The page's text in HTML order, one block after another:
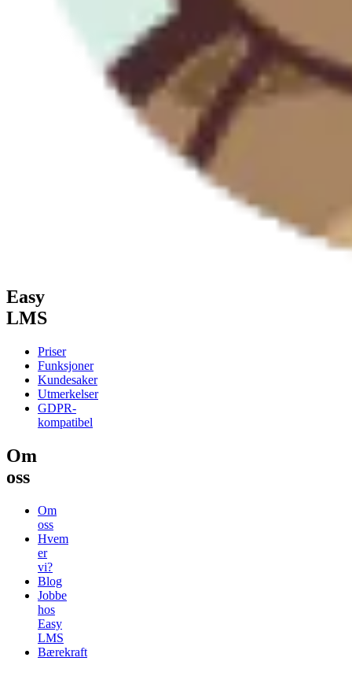
Easy
LMS
Priser
Funksjoner
Kundesaker
Utmerkelser
GDPR-
kompatibel
Om
oss
Om
oss
Hvem
er
vi?
Blog
Jobbe
hos
Easy
LMS
Bærekraft